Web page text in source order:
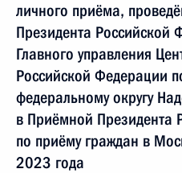
личного приёма,
Президента Российской
Главного управления
Российской Федерации
федеральному округу
в Приёмной Президента
по приёму граждан в
2023 года